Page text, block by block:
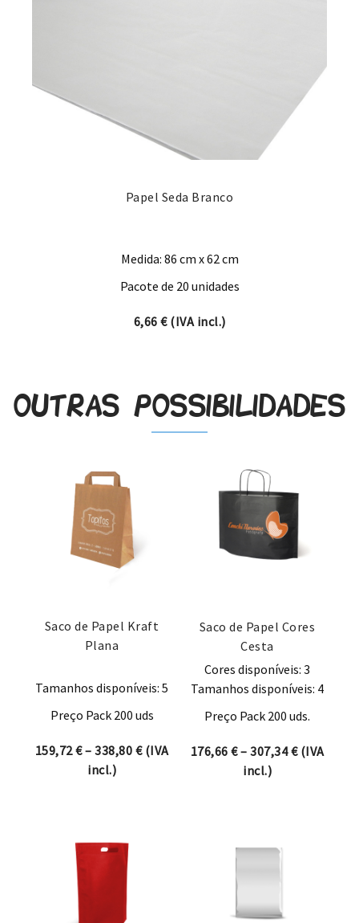
Papel Seda Branco
Medida: 86 cm x 62 cm
Pacote de 20 unidades
6,66 €(IVA incl.)
Outras possibilidades
Saco de Papel Kraft
Plana
Tamanhos disponíveis: 5
Preço Pack 200 uds
159,72€– 338,80 €Price range: 159,72 € through 338,80
(IVA
incl.)
Saco de Papel Cores
Cesta
Cores disponíveis: 3
Tamanhos disponíveis: 4
Preço Pack 200 uds.
176,66 €– 307,34€Price
(IVA
incl.)